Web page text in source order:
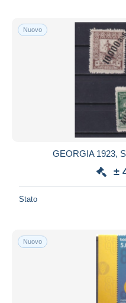
Nuovo
GEORGIA 1923,
±
Stato
Nuovo